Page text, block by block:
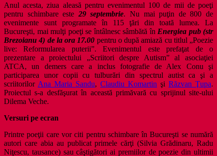
Anul acesta, ziua aleasă pentru evenimentul 100 de mii de poeţi
pentru schimbare este 29 septembrie. Nu mai puţin de 800 de
evenimente sunt programate în 115 ţări din toată lumea. La
Bucureşti, mai mulţi poeţi se întâlnesc sâmbătă în Energiea pub (str
Brezoianu 4) de la ora 17.00 pentru o după amiază cu titlul „Poezie
live: Reformularea puterii”. Evenimentul este prefaţat de o
prezentare a proiectului „Scriitori despre Autism” al asociaţiei
ATCA, un demers care a inclus fotografie de Alex Conu şi
participarea unor copii cu tulburări din spectrul autist ca şi a
scriitorilor Ana Maria Sandu, Claudiu Komartin şi Răzvan Ţupa.
Proiectul s-a desfăşurat în această primăvară cu sprijinul site-ului
Dilema Veche.
Versuri pe ecran
Printre poeţii care vor citi pentru schimbare în Bucureşti se numără
autori care abia au publicat primele cărţi (Silvia Grădinaru, Radu
Niţescu, tausance) sau câştigători ai premiilor de poezie din ultimii